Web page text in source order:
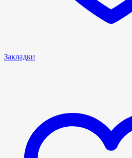
Закладки